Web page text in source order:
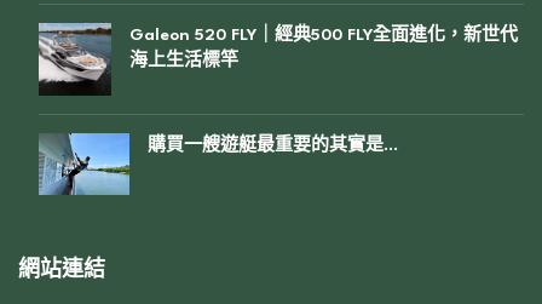
Galeon 520 FLY｜經典500 FLY全面進化，新世代
海上生活標竿
購買一艘遊艇最重要的其實是…
網站連結